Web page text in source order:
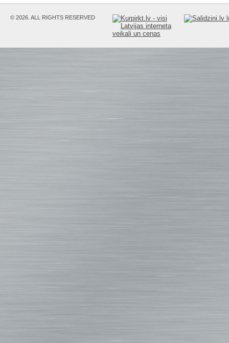
© 2026. ALL RIGHTS RESERVED